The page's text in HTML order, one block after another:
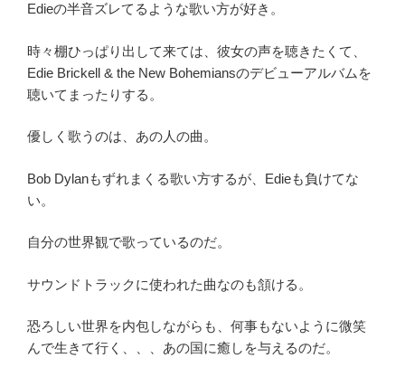
Edieの半音ズレてるような歌い方が好き。
時々棚ひっぱり出して来ては、彼女の声を聴きたくて、
Edie Brickell & the New Bohemiansのデビューアルバムを
聴いてまったりする。
優しく歌うのは、あの人の曲。
Bob Dylanもずれまくる歌い方するが、Edieも負けてな
い。
自分の世界観で歌っているのだ。
サウンドトラックに使われた曲なのも頷ける。
恐ろしい世界を内包しながらも、何事もないように微笑
んで生きて行く、、、あの国に癒しを与えるのだ。